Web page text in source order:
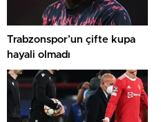
Trabzonspor’un çifte kupa
hayali olmadı